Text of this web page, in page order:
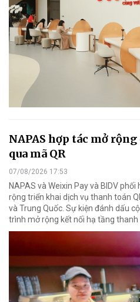
NAPAS hợp tác mở
qua mã QR
07/08/2026 17:53
NAPAS và Weixin Pay và BIDV
rộng triển khai dịch vụ thanh toán
và Trung Quốc. Sự kiện đánh dấu
trình mở rộng kết nối hạ tầng